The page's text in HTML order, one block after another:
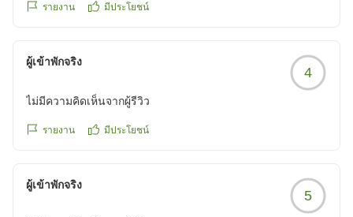
รายงาน มีประโยชน์
ผู้เข้าพักจริง
4
ไม่มีความคิดเห็นจากผู้รีวิว
รายงาน มีประโยชน์
ผู้เข้าพักจริง
5